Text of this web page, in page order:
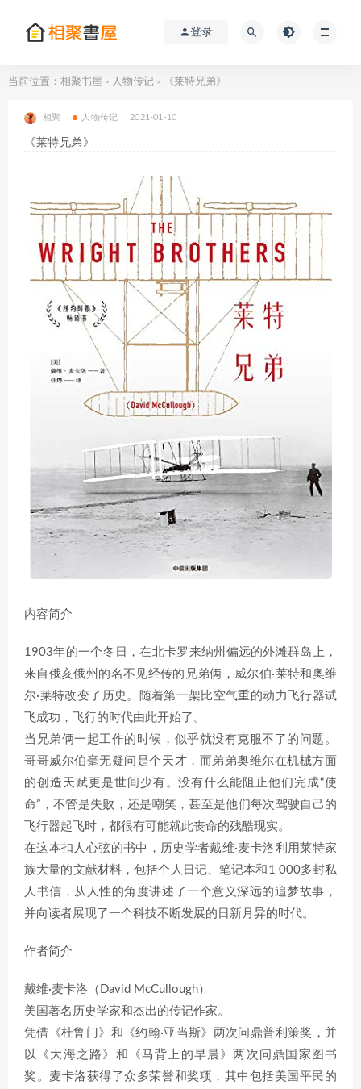
登录
当前位置： 相聚书屋 > 人物传记 > 《莱特兄弟》
相聚 人物传记 2021-01-10
《莱特兄弟》
内容简介
1903年的一个冬日，在北卡罗来纳州偏远的外滩群岛上，
来自俄亥俄州的名不见经传的兄弟俩，威尔伯·莱特和奥维
尔·莱特改变了历史。随着第一架比空气重的动力飞行器试
飞成功，飞行的时代由此开始了。
当兄弟俩一起工作的时候，似乎就没有克服不了的问题。
哥哥威尔伯毫无疑问是个天才，而弟弟奥维尔在机械方面
的创造天赋更是世间少有。没有什么能阻止他们完成“使
命”，不管是失败，还是嘲笑，甚至是他们每次驾驶自己的
飞行器起飞时，都很有可能就此丧命的残酷现实。
在这本扣人心弦的书中，历史学者戴维·麦卡洛利用莱特家
族大量的文献材料，包括个人日记、笔记本和1 000多封私
人书信，从人性的角度讲述了一个意义深远的追梦故事，
并向读者展现了一个科技不断发展的日新月异的时代。
作者简介
戴维·麦卡洛（David McCullough）
美国著名历史学家和杰出的传记作家。
凭借《杜鲁门》和《约翰·亚当斯》两次问鼎普利策奖，并
以《大海之路》和《马背上的早晨》两次问鼎国家图书
奖。麦卡洛获得了众多荣誉和奖项，其中包括美国平民的